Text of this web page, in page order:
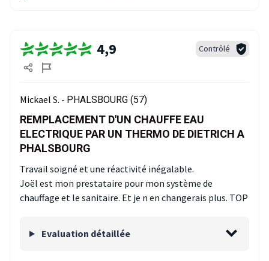
4,9 Contrôlé
Mickael S. - PHALSBOURG (57)
REMPLACEMENT D'UN CHAUFFE EAU
ELECTRIQUE PAR UN THERMO DE DIETRICH A
PHALSBOURG
Travail soigné et une réactivité inégalable.
Joël est mon prestataire pour mon système de
chauffage et le sanitaire. Et je n en changerais plus. TOP
Evaluation détaillée